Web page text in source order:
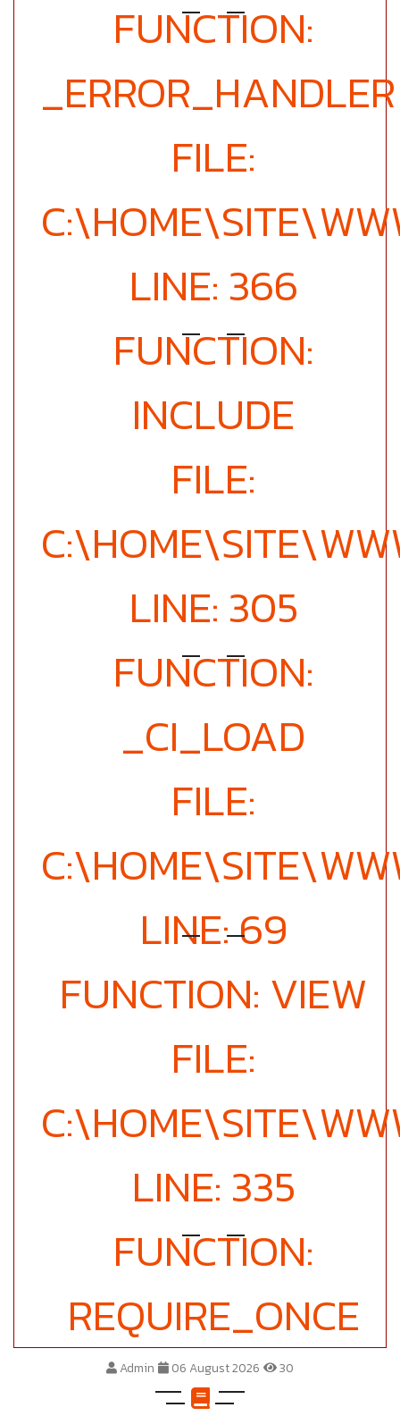
FUNCTION:
_ERROR_HANDLER
FILE:
LINE: 366
FUNCTION:
INCLUDE
FILE:
LINE: 305
FUNCTION:
_CI_LOAD
FILE:
LINE: 69
FUNCTION: VIEW
FILE:
LINE: 335
FUNCTION:
REQUIRE_ONCE
Admin 06 August 2026 30